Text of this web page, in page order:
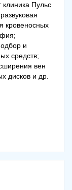
клиника Пульс
кровеносных
и
средств;
вен
дисков и др.